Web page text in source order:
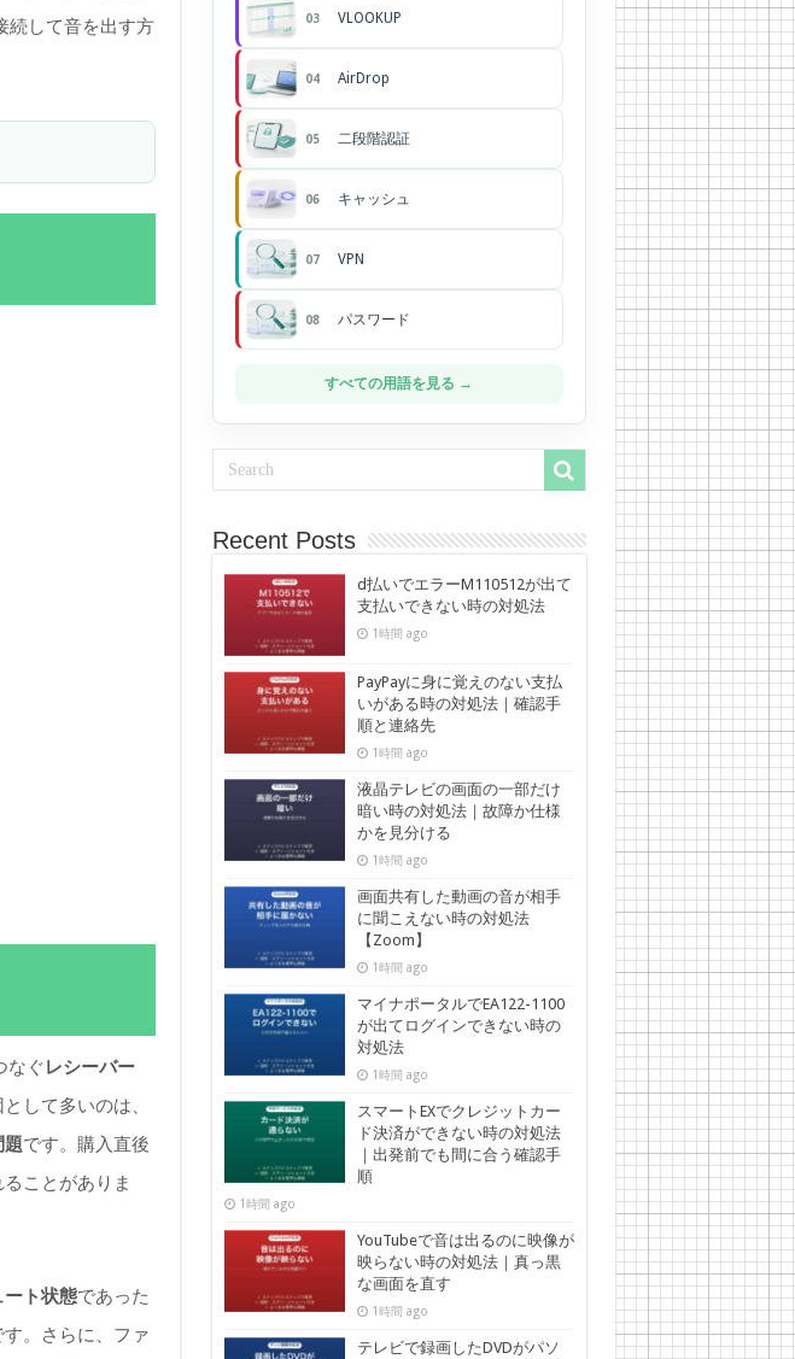
続して音を出す方
なぐレシーバー
して多いのは、
題です。購入直後
ことがありま
ト状態であった
。さらに、ファ
03 VLOOKUP
04 AirDrop
05 二段階認証
06 キャッシュ
07 VPN
08 パスワード
すべての用語を見る →
Recent Posts
d払いでエラーM110512が出て
支払いできない時の対処法
1時間 ago
PayPayに身に覚えのない支払
いがある時の対処法｜確認手
順と連絡先
1時間 ago
液晶テレビの画面の一部だけ
暗い時の対処法｜故障か仕様
かを見分ける
1時間 ago
画面共有した動画の音が相手
に聞こえない時の対処法
【Zoom】
1時間 ago
マイナポータルでEA122-1100
が出てログインできない時の
対処法
1時間 ago
スマートEXでクレジットカー
ド決済ができない時の対処法
｜出発前でも間に合う確認手
順
1時間 ago
YouTubeで音は出るのに映像が
映らない時の対処法｜真っ黒
な画面を直す
1時間 ago
テレビで録画したDVDがパソ